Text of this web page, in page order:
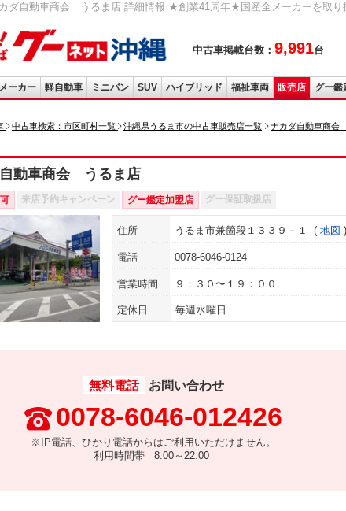
ダ自動車商会 うるま店 詳細情報 ★創業41周年★国産全メーカーを取り
中古車掲載台数： 9,991台
メーカー 軽自動車 ミニバン SUV ハイブリッド 福祉車両 販売店 グー鑑
中古車検索：市区町村一覧 沖縄県うるま市の中古車販売店一覧 ナカダ自動車商会
動車商会 うるま店
来店予約キャンペーン グー鑑定加盟店 グー保証取扱店
住所 うるま市兼箇段１３３９－１ 地図
電話 0078-6046-0124
営業時間 ９：３０〜１９：００
定休日 毎週水曜日
無料電話 お問い合わせ
0078-6046-012426
※IP電話、ひかり電話からはご利用いただけません。
利用時間帯 8:00～22:00